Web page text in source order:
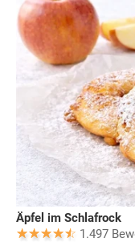
Äpfel im Schlafrock
1.497